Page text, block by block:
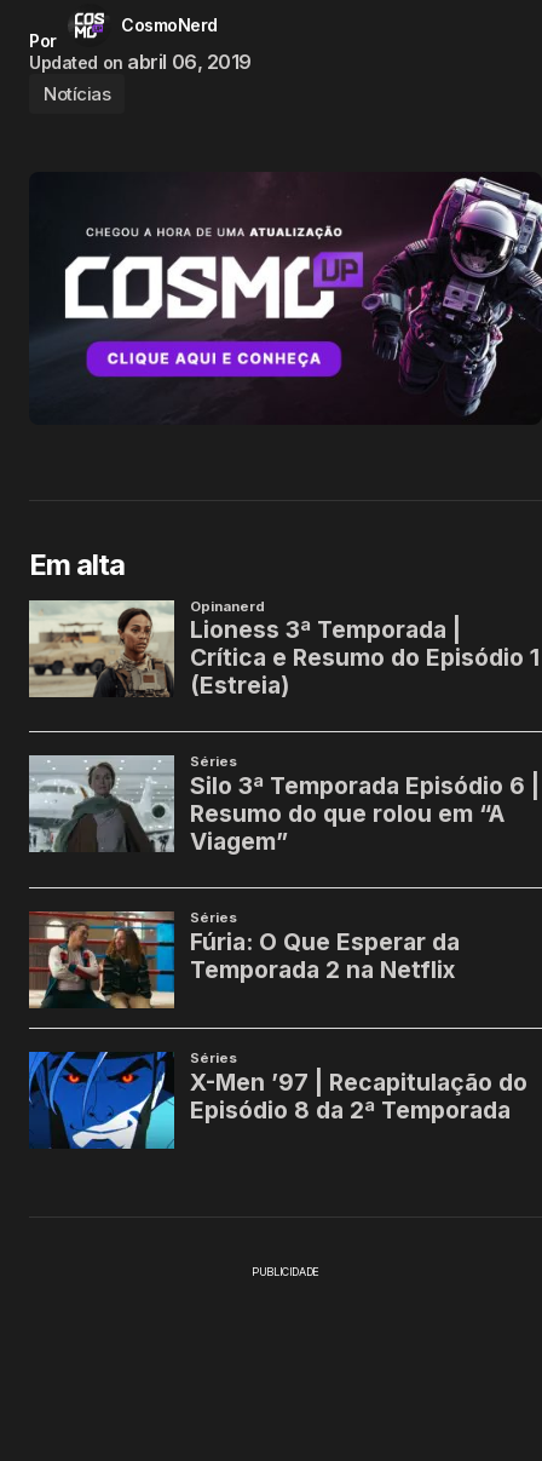
Por
CosmoNerd
Updated on abril 06, 2019
Notícias
Em alta
PUBLICIDADE